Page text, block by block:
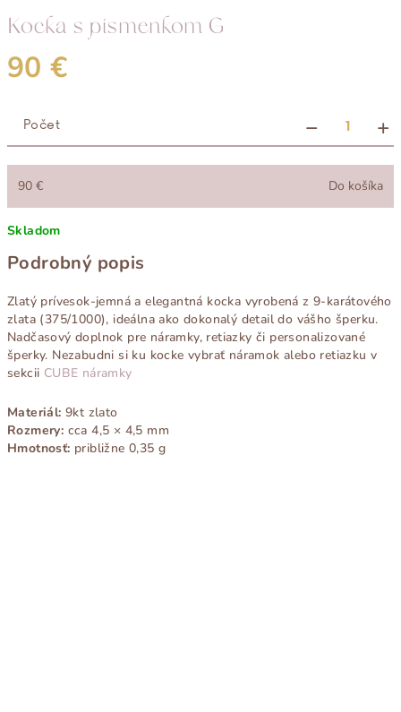
Kocka s písmenkom G
90 €
cena:
+
−
90 € Do košíka
Skladom
Podrobný popis
Zlatý prívesok-jemná a elegantná kocka vyrobená z 9-karátového
zlata (375/1000), ideálna ako dokonalý detail do vášho šperku.
Nadčasový doplnok pre náramky, retiazky či personalizované
šperky. Nezabudni si ku kocke vybrať náramok alebo retiazku v
sekcii CUBE náramky
Materiál: 9kt zlato
Rozmery: cca 4,5 × 4,5 mm
Hmotnosť: približne 0,35 g